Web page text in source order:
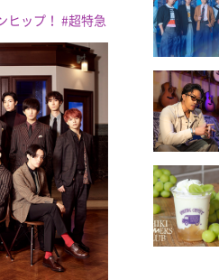
ヒップ！ 超特急